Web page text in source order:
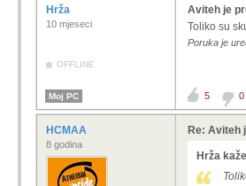
Hrža
10 mjeseci
OFFLINE
Aviteh je
Toliko su
Poruka je
Moj PC 5 0
HCMAA
8 godina
Re: Aviteh
Hrža